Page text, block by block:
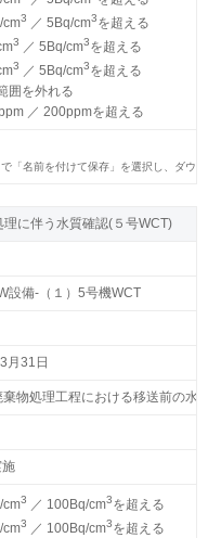
cm3 ／ 5Bq/cm3を超える
3 ／ 5Bq/cm3を超える
3 ／ 5Bq/cm3を超える
囲を外れる
／ 200ppmを超える
「名前を付けて保存」を選択し、ダウ
cm3 ／ 5Bq/cm3を超える
3 ／ 5Bq/cm3を超える
3 ／ 5Bq/cm3を超える
囲を外れる
／ 200ppmを超える
「名前を付けて保存」を選択し、ダウ
に伴う水質確認(５号WCT)
設備-（１）5号機WCT
月31日
棄物処理工程における移送前の水
施
cm3 ／ 100Bq/cm3を超える
cm3 ／ 100Bq/cm3を超える
に伴う水質確認(５号WCT)
設備-（１）5号機WCT
月31日
棄物処理工程における移送前の水
施
cm3 ／ 100Bq/cm3を超える
cm3 ／ 100Bq/cm3を超える